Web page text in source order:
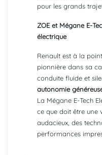
pour les grands
ZOE et Mégane E-
électrique
Renault est à la
pionnière dans sa
conduite fluide et
autonomie
La Mégane E-Tech
ce que doit être une
audacieux, des
performances